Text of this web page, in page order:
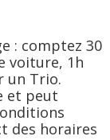
: comptez 30
voiture, 1h
un Trio.
et peut
des horaires